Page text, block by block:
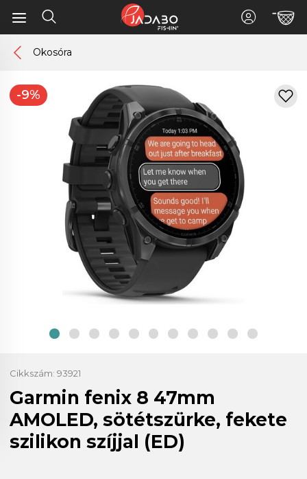
Okosóra
-9%
Cikkszám: 93921
Garmin fenix 8 47mm
AMOLED, sötétszürke, fekete
szilikon szíjjal (ED)